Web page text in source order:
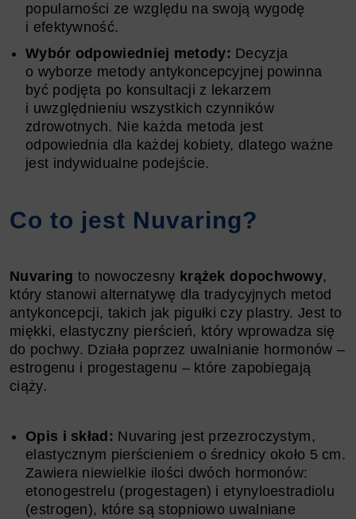
popularności ze względu na swoją wygodę
i efektywność.
Wybór odpowiedniej metody: Decyzja
o wyborze metody antykoncepcyjnej powinna
być podjęta po konsultacji z lekarzem
i uwzględnieniu wszystkich czynników
zdrowotnych. Nie każda metoda jest
odpowiednia dla każdej kobiety, dlatego ważne
jest indywidualne podejście.
Co to jest Nuvaring?
Nuvaring to nowoczesny krążek dopochwowy,
który stanowi alternatywę dla tradycyjnych metod
antykoncepcji, takich jak pigułki czy plastry. Jest to
miękki, elastyczny pierścień, który wprowadza się
do pochwy. Działa poprzez uwalnianie hormonów –
estrogenu i progestagenu – które zapobiegają
ciąży.
Opis i skład: Nuvaring jest przezroczystym,
elastycznym pierścieniem o średnicy około 5 cm.
Zawiera niewielkie ilości dwóch hormonów:
etonogestrelu (progestagen) i etynyloestradiolu
(estrogen), które są stopniowo uwalniane